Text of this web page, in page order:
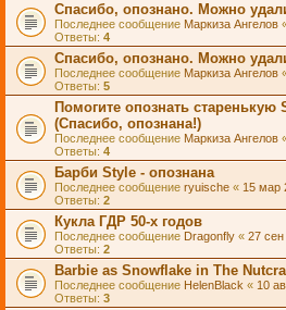
Спасибо, опознано. Можно
Последнее сообщение Маркиза Ангелов
Ответы: 4
Спасибо, опознано. Можно
Последнее сообщение Маркиза Ангелов
Ответы: 5
Помогите опознать старенькую
(Спасибо, опознана!)
Последнее сообщение Маркиза Ангелов
Ответы: 4
Барби Style - опознана
Последнее сообщение ryuische « 15 мар
Ответы: 2
Кукла ГДР 50-х годов
Последнее сообщение Dragonfly « 27
Ответы: 2
Barbie as Snowflake in The
Последнее сообщение HelenBlack « 10
Ответы: 3